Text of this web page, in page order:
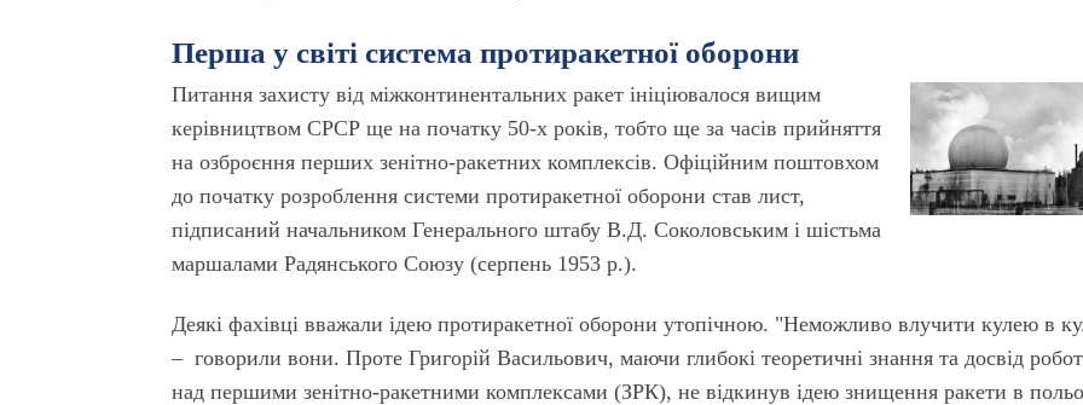
Перша у світі система протиракетної оборони
Питання захисту від міжконтинентальних ракет ініціювалося вищим
керівництвом СРСР ще на початку 50-х років, тобто ще за часів прийняття
на озброєння перших зенітно-ракетних комплексів. Офіційним поштовхом
до початку розроблення системи протиракетної оборони став лист,
підписаний начальником Генерального штабу В.Д. Соколовським і шістьма
маршалами Радянського Союзу (серпень 1953 р.).
Деякі фахівці вважали ідею протиракетної оборони утопічною. "Неможливо влучити кулею в
– говорили вони. Проте Григорій Васильович, маючи глибокі теоретичні знання та досвід
над першими зенітно-ракетними комплексами (ЗРК), не відкинув ідею знищення ракети в